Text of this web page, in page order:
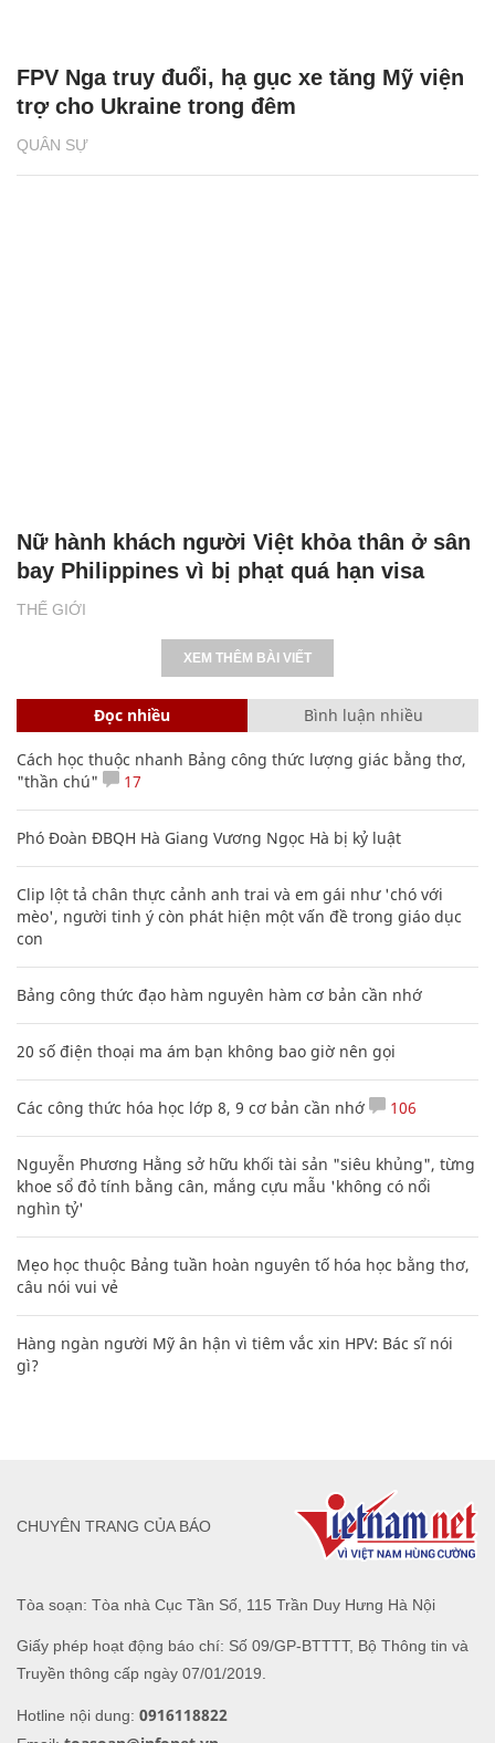
QUÂN SỰ
FPV Nga truy đuổi, hạ gục xe tăng Mỹ viện
trợ cho Ukraine trong đêm
THẾ GIỚI
Nữ hành khách người Việt khỏa thân ở sân
bay Philippines vì bị phạt quá hạn visa
XEM THÊM BÀI VIẾT
Đọc nhiều Bình luận nhiều
Cách học thuộc nhanh Bảng công thức lượng giác bằng thơ,
"thần chú"
17
Phó Đoàn ĐBQH Hà Giang Vương Ngọc Hà bị kỷ luật
Clip lột tả chân thực cảnh anh trai và em gái như 'chó với
mèo', người tinh ý còn phát hiện một vấn đề trong giáo dục
con
Bảng công thức đạo hàm nguyên hàm cơ bản cần nhớ
20 số điện thoại ma ám bạn không bao giờ nên gọi
Các công thức hóa học lớp 8, 9 cơ bản cần nhớ 106
Nguyễn Phương Hằng sở hữu khối tài sản "siêu khủng", từng
khoe sổ đỏ tính bằng cân, mắng cựu mẫu 'không có nổi
nghìn tỷ'
Mẹo học thuộc Bảng tuần hoàn nguyên tố hóa học bằng thơ,
câu nói vui vẻ
Hàng ngàn người Mỹ ân hận vì tiêm vắc xin HPV: Bác sĩ nói
gì?
Tòa soạn: Tòa nhà Cục Tần Số, 115 Trần Duy Hưng Hà Nội
Giấy phép hoạt động báo chí: Số 09/GP-BTTTT, Bộ Thông tin và
Truyền thông cấp ngày 07/01/2019.
Hotline nội dung: 0916118822
CHUYÊN TRANG CỦA BÁO